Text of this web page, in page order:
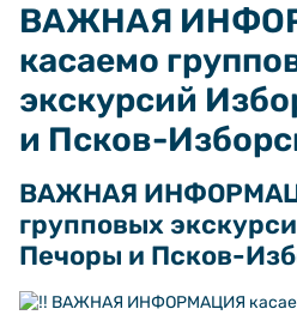
ВАЖНАЯ
касаемо
экскурсий
и Псков-
ВАЖНАЯ
групповых
Печоры и Псков-
ВАЖНАЯ ИНФОРМАЦИЯ